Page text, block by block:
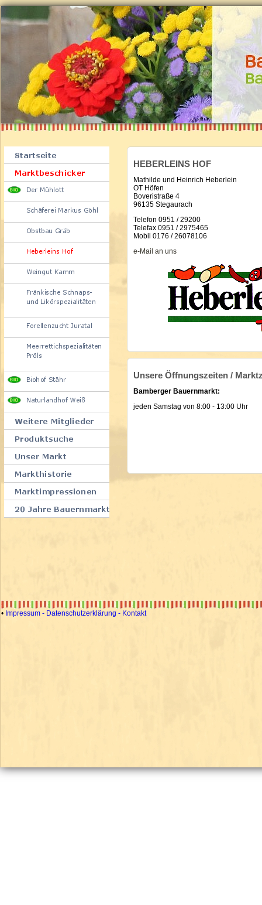
HEBERLEINS HOF
Mathilde und Heinrich Heberlein
OT Höfen
Boveristraße 4
96135 Stegaurach
Telefon 0951 / 29200
Telefax 0951 / 2975465
Mobil 0176 / 26078106
e-Mail an uns
Unsere Öffnungszeiten /
Bamberger Bauernmarkt:
jeden Samstag von 8:00 - 13:00 Uhr
• Impressum - Datenschutzerklärung - Kontakt